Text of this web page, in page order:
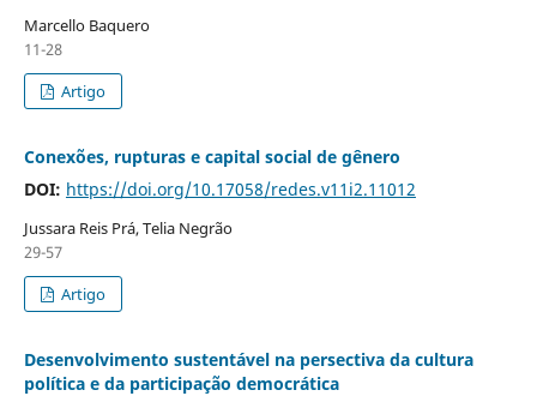
Marcello Baquero
11-28
Artigo
Conexões, rupturas e capital social de gênero
DOI: https://doi.org/10.17058/redes.v11i2.11012
Jussara Reis Prá, Telia Negrão
29-57
Artigo
Desenvolvimento sustentável na persectiva da cultura
política e da participação democrática